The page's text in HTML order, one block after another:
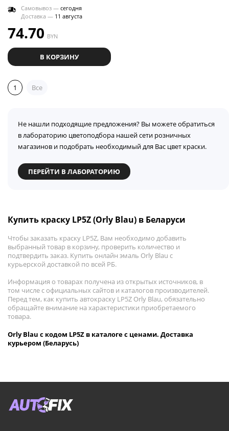
Самовывоз — сегодня
Доставка — 11 августа
74.70 BYN
В КОРЗИНУ
1 Все
Не нашли подходящие предложения? Вы можете обратиться
в лабораторию цветоподбора нашей сети розничных
магазинов и подобрать необходимый для Вас цвет краски.
ПЕРЕЙТИ В ЛАБОРАТОРИЮ
Купить краску LP5Z (Orly Blau) в Беларуси
Чтобы заказать краску LP5Z, Вам необходимо добавить
выбранный товар в корзину, проверить количество и
подтвердить заказ. Купить онлайн эмаль Orly Blau с
курьерской доставкой по всей РБ.
Информация о товарах получена из открытых источников, в
том числе с официальных сайтов и каталогов производителей.
Перед тем, как купить автокраску LP5Z Orly Blau, обязательно
обращайте внимание на характеристики приобретаемого
товара.
Orly Blau с кодом LP5Z в каталоге с ценами. Доставка
курьером (Беларусь)